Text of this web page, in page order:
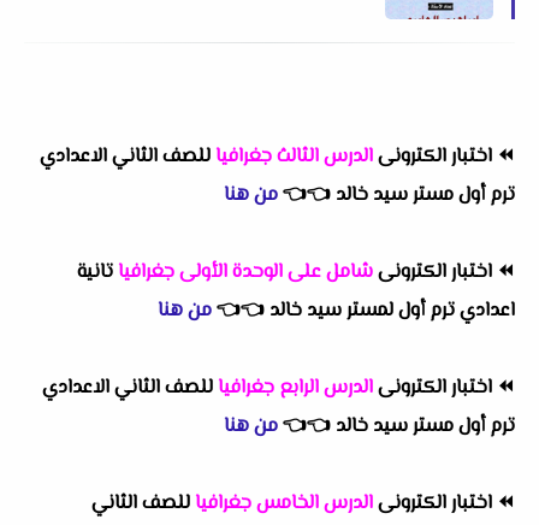
⏪ اختبار الكترونىالدرس الثالث جغرافياللصف الثاني الاعدادي
ترم أول مستر سيد خالد 👈
👈من هنا
⏪ اختبار الكترونىشامل على الوحدة الأولى جغرافياتانية
اعدادي ترم أول لمستر سيد خالد 👈
👈من هنا
⏪ اختبار الكترونىالدرس الرابع جغرافياللصف الثاني الاعدادي
ترم أول مستر سيد خالد 👈
👈من هنا
⏪ اختبار الكترونىالدرس الخامس جغرافياللصف الثاني